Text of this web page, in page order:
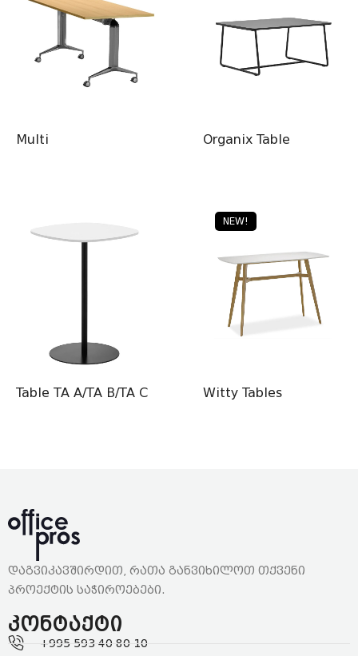
Multi Organix Table
Table TA A/TA B/TA C
NEW!
Witty Tables
დაგვიკავშირდით, რათა განვიხილოთ თქვენი
პროექტის საჭიროებები.
კონტაქტი
+995 593 40 80 10